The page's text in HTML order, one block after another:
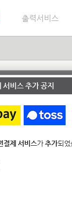
출력서비스
1:1 문
비스 추가 공지
결제 서비스가추가되